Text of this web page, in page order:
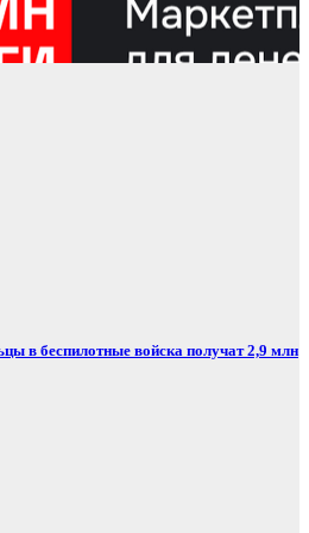
в беспилотные войска получат 2,9 млн